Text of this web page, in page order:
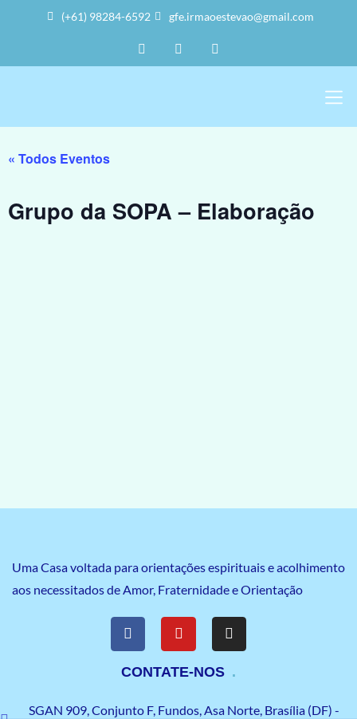
(+61) 98284-6592 gfe.irmaoestevao@gmail.com
« Todos Eventos
Grupo da SOPA – Elaboração
Uma Casa voltada para orientações espirituais e acolhimento
aos necessitados de Amor, Fraternidade e Orientação
CONTATE-NOS
SGAN 909, Conjunto F, Fundos, Asa Norte, Brasília (DF) -